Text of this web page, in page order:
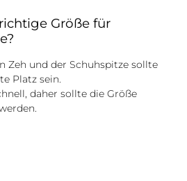
Größe für
Zeh und der Schuhspitze sollte
Platz sein.
daher sollte die Größe